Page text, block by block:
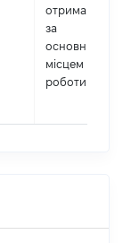
отримана
за
основним
місцем
роботи